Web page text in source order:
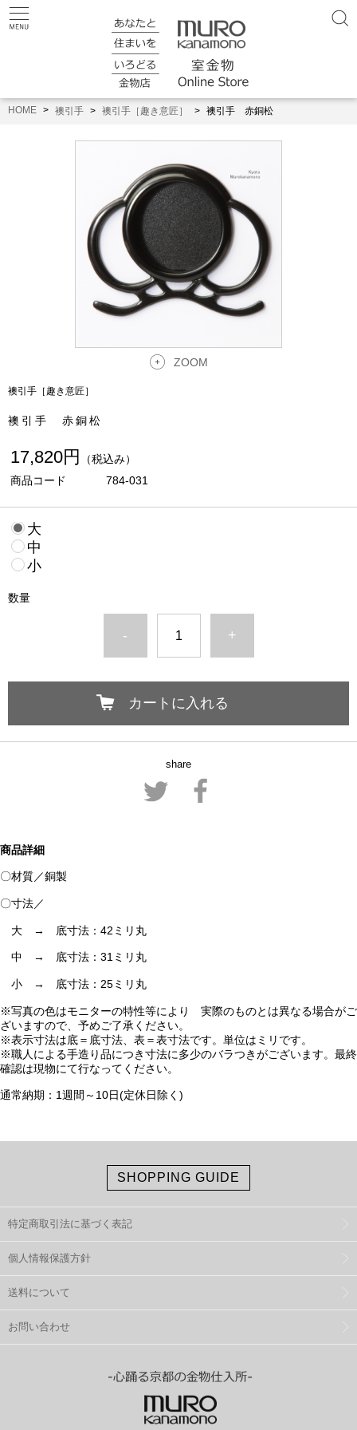
HOME 襖引手 襖引手［趣き意匠］ 襖引手 赤銅松
ZOOM
襖引手［趣き意匠］
襖引手 赤銅松
17,820円
（税込み）
商品コード
784-031
大
中
小
数量
- +
カートに入れる
share
商品詳細
〇材質／銅製
〇寸法／
大 → 底寸法：42ミリ丸
中 → 底寸法：31ミリ丸
小 → 底寸法：25ミリ丸
※写真の色はモニターの特性等により 実際のものとは異なる場合がご
ざいますので、予めご了承ください。
※表示寸法は底＝底寸法、表＝表寸法です。単位はミリです。
※職人による手造り品につき寸法に多少のバラつきがございます。最終
確認は現物にて行なってください。
通常納期：1週間～10日(定休日除く)
SHOPPING GUIDE
特定商取引法に基づく表記
個人情報保護方針
送料について
お問い合わせ